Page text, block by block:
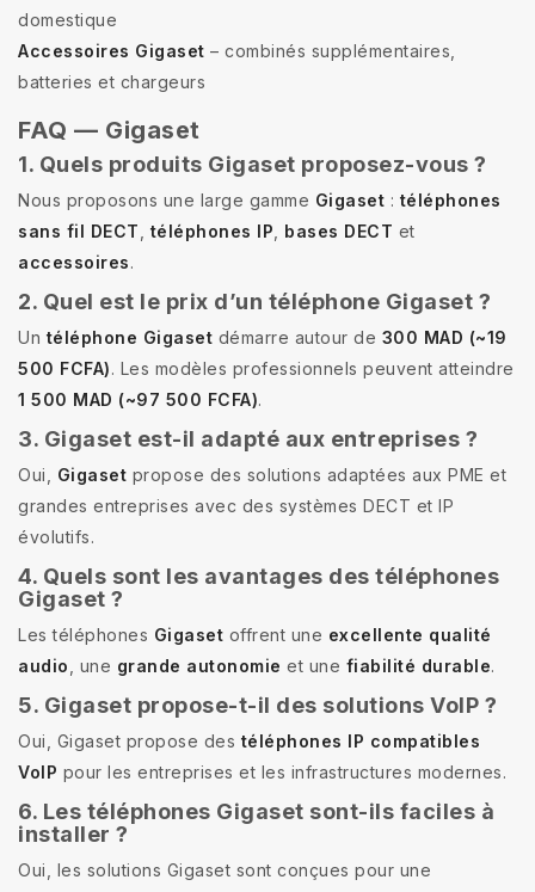
domestique
Accessoires Gigaset – combinés supplémentaires,
batteries et chargeurs
FAQ — Gigaset
1. Quels produits Gigaset proposez-vous ?
Nous proposons une large gamme Gigaset : téléphones
sans fil DECT
téléphones IP bases DECT et
accessoires.
2. Quel est le prix d’un téléphone Gigaset ?
Un téléphone Gigaset démarre autour de 300 MAD (~19
500 FCFA). Les modèles professionnels peuvent atteindre
1 500 MAD (~97 500 FCFA).
3. Gigaset est-il adapté aux entreprises ?
Oui, Gigaset propose des solutions adaptées aux PME et
grandes entreprises avec des systèmes DECT et IP
évolutifs.
4. Quels sont les avantages des téléphones
Gigaset ?
Les téléphones Gigaset offrent une excellente qualité
audio , une grande autonomie et une fiabilité durable.
5. Gigaset propose-t-il des solutions VoIP ?
Oui, Gigaset propose des téléphones IP compatibles
VoIP pour les entreprises et les infrastructures modernes.
6. Les téléphones Gigaset sont-ils faciles à
installer ?
Oui, les solutions Gigaset sont conçues pour une